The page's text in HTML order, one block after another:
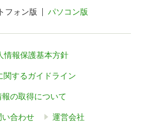
フォン版 パソコン版
情報保護基本方針
関するガイドライン
の取得について
い合わせ 運営会社